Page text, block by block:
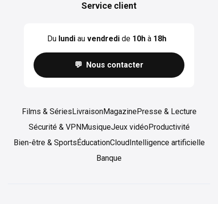
Service client
Du lundiau vendredide 10hà 18h
💬 Nous contacter
Films & Séries LivraisonMagazinePresse & Lecture
Sécurité & VPN MusiqueJeux vidéoProductivité
Bien-être & Sports ÉducationCloud Intelligence artificielle
Banque